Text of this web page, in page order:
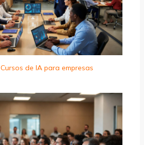
Cursos de IA para empresas